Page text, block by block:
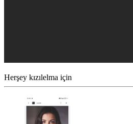
Herşey kızılelma için